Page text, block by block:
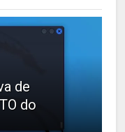
de
do